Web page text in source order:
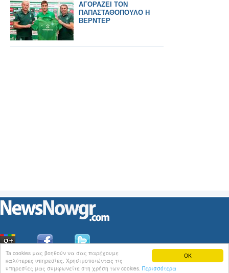
OK
Ta cookies μας βοηθούν να σας παρέχουμε
καλύτερες υπηρεσίες. Χρησιμοποιώντας τις
υπηρεσίες μας συμφωνείτε στη χρήση των cookies. Περισσότερα
ΑΓΟΡΑΖΕΙ ΤΟΝ
ΠΑΠΑΣΤΑΘΟΠΟΥΛΟ Η
ΒΕΡΝΤΕΡ
ΟιΕιδήσεις του NewsNowgr.com στοiNews